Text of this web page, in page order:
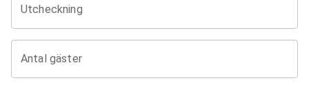
Utcheckning
Antal gäster